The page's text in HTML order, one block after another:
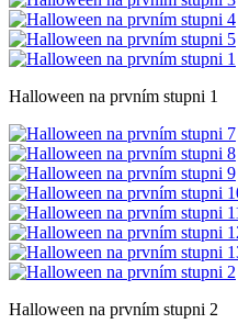
Halloween na prvním stupni 1
Halloween na prvním stupni 2